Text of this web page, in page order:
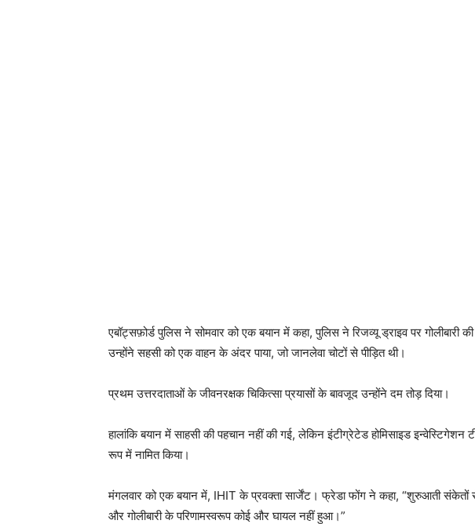
एबॉट्सफ़ोर्ड पुलिस ने सोमवार को एक बयान में कहा, पुलिस ने रिजव्यू ड्राइव पर गोलीबारी की
उन्होंने सहसी को एक वाहन के अंदर पाया, जो जानलेवा चोटों से पीड़ित थी।
प्रथम उत्तरदाताओं के जीवनरक्षक चिकित्सा प्रयासों के बावजूद उन्होंने दम तोड़ दिया।
हालांकि बयान में साहसी की पहचान नहीं की गई, लेकिन इंटीग्रेटेड होमिसाइड
रूप में नामित किया।
मंगलवार को एक बयान में, IHIT के प्रवक्ता सार्जेंट। फ्रेडा फोंग ने कहा, “शुरुआती संकेतों
और गोलीबारी के परिणामस्वरूप कोई और घायल नहीं हुआ।”